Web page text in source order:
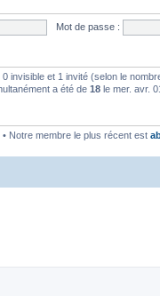
Mot de passe :
invisible et 1 invité (selon le
a été de 18 le mer. avr.
Notre membre le plus récent est